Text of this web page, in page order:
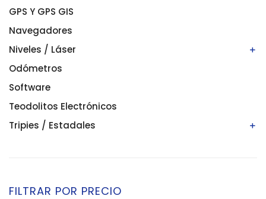
GPS Y GPS GIS
Navegadores
Niveles / Láser
Niveles automáticos
Niveles digitales/electrónicos
Niveles láser
Odómetros
Software
Teodolitos Electrónicos
Tripies / Estadales
FILTRAR POR PRECIO